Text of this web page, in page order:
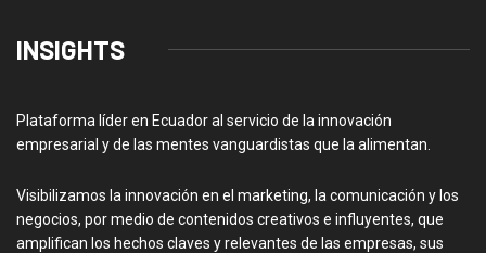
INSIGHTS
Plataforma líder en Ecuador al servicio de la innovación
empresarial y de las mentes vanguardistas que la alimentan.
Visibilizamos la innovación en el marketing, la comunicación y los
negocios, por medio de contenidos creativos e influyentes, que
amplifican los hechos claves y relevantes de las empresas, sus